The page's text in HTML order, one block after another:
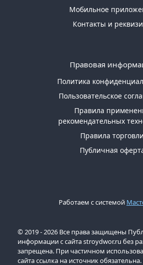
Мобильное
Контакты и
Правовая
Политика
Пользовательское
Правила
рекомендательных
Правила торговли
Публичная
Работаем с системой
© 2019 - 2026 Все права защищены
информации с сайта stroydwor.ru без
запрещена. При частичном
сайта ссылка на источник